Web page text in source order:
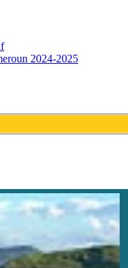
2024-2025